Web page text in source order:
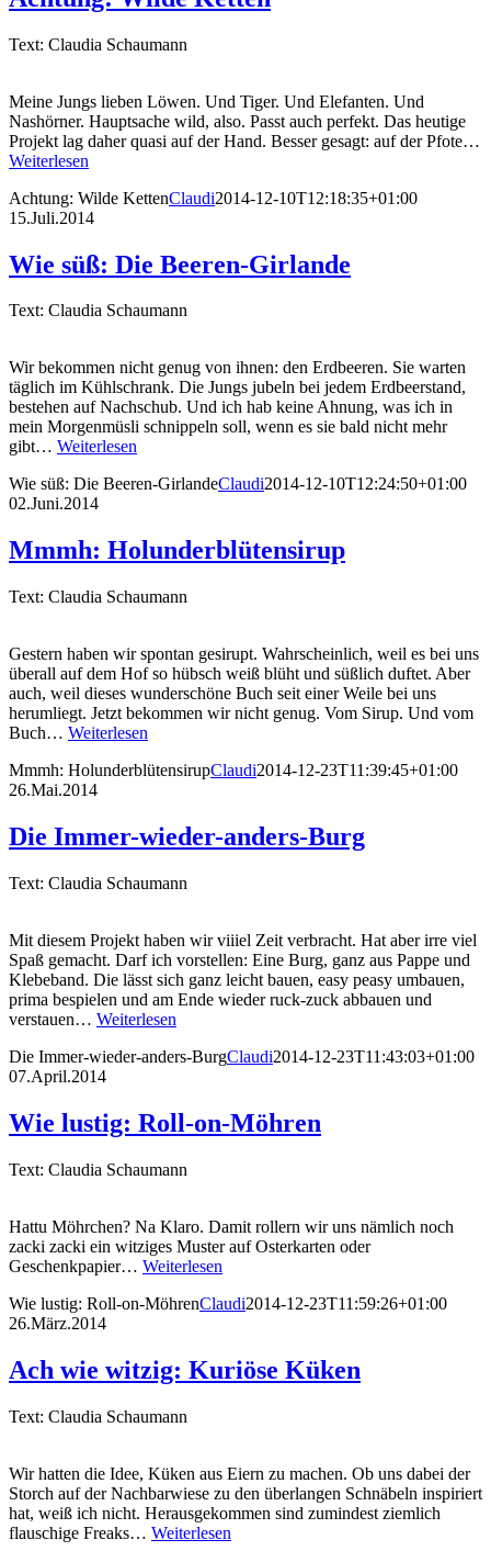
Text: Claudia Schaumann
Meine Jungs lieben Löwen. Und Tiger. Und Elefanten. Und
Nashörner. Hauptsache wild, also. Passt auch perfekt. Das heutige
Projekt lag daher quasi auf der Hand. Besser gesagt: auf der Pfote…
Weiterlesen
Achtung: Wilde KettenClaudi2014-12-10T12:18:35+01:00
15.Juli.2014
Wie süß: Die Beeren-Girlande
Text: Claudia Schaumann
Wir bekommen nicht genug von ihnen: den Erdbeeren. Sie warten
täglich im Kühlschrank. Die Jungs jubeln bei jedem Erdbeerstand,
bestehen auf Nachschub. Und ich hab keine Ahnung, was ich in
mein Morgenmüsli schnippeln soll, wenn es sie bald nicht mehr
gibt… Weiterlesen
Wie süß: Die Beeren-GirlandeClaudi2014-12-10T12:24:50+01:00
02.Juni.2014
Mmmh: Holunderblütensirup
Text: Claudia Schaumann
Gestern haben wir spontan gesirupt. Wahrscheinlich, weil es bei uns
überall auf dem Hof so hübsch weiß blüht und süßlich duftet. Aber
auch, weil dieses wunderschöne Buch seit einer Weile bei uns
herumliegt. Jetzt bekommen wir nicht genug. Vom Sirup. Und vom
Buch… Weiterlesen
Mmmh: HolunderblütensirupClaudi2014-12-23T11:39:45+01:00
26.Mai.2014
Die Immer-wieder-anders-Burg
Text: Claudia Schaumann
Mit diesem Projekt haben wir viiiel Zeit verbracht. Hat aber irre viel
Spaß gemacht. Darf ich vorstellen: Eine Burg, ganz aus Pappe und
Klebeband. Die lässt sich ganz leicht bauen, easy peasy umbauen,
prima bespielen und am Ende wieder ruck-zuck abbauen und
verstauen… Weiterlesen
Die Immer-wieder-anders-BurgClaudi2014-12-23T11:43:03+01:00
07.April.2014
Wie lustig: Roll-on-Möhren
Text: Claudia Schaumann
Hattu Möhrchen? Na Klaro. Damit rollern wir uns nämlich noch
zacki zacki ein witziges Muster auf Osterkarten oder
Geschenkpapier… Weiterlesen
Wie lustig: Roll-on-MöhrenClaudi2014-12-23T11:59:26+01:00
26.März.2014
Ach wie witzig: Kuriöse Küken
Text: Claudia Schaumann
Wir hatten die Idee, Küken aus Eiern zu machen. Ob uns dabei der
Storch auf der Nachbarwiese zu den überlangen Schnäbeln inspiriert
hat, weiß ich nicht. Herausgekommen sind zumindest ziemlich
flauschige Freaks… Weiterlesen